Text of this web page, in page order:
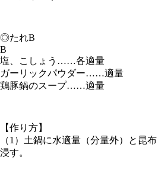
◎たれB
B
塩、こしょう……各適量
ガーリックパウダー……適量
鶏豚鍋のスープ……適量
【作り方】
（1）土鍋に水適量（分量外）と昆
浸す。